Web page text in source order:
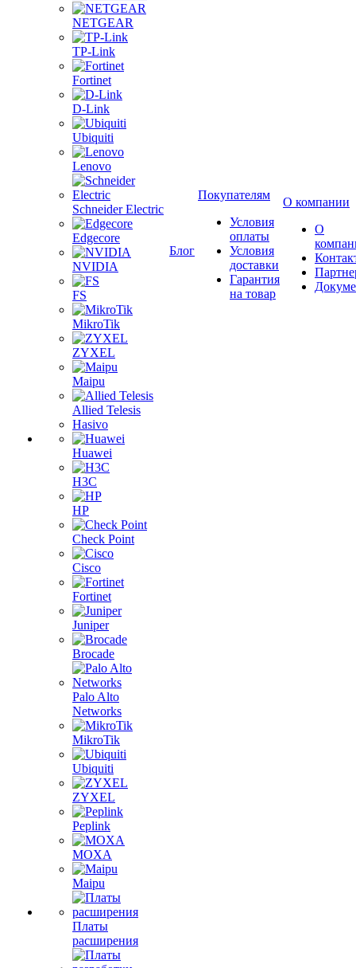
NETGEAR
TP-Link
Fortinet
D-Link
Ubiquiti
Lenovo
Schneider Electric
Edgecore
NVIDIA
FS
MikroTik
ZYXEL
Maipu
Allied Telesis
Hasivo
Huawei
H3C
HP
Check Point
Cisco
Fortinet
Juniper
Brocade
Palo Alto
Networks
MikroTik
Ubiquiti
ZYXEL
Peplink
MOXA
Maipu
Платы
расширения
Блог
Покупателям
Условия
оплаты
Условия
доставки
Гарантия
на товар
О компании
О